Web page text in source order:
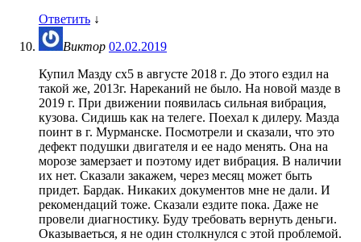
Ответить ↓
Виктор 02.02.2019
Купил Мазду сх5 в августе 2018 г. До этого ездил на
такой же, 2013г. Нареканий не было. На новой мазде в
2019 г. При движении появилась сильная вибрация,
кузова. Сидишь как на телеге. Поехал к дилеру. Мазда
поинт в г. Мурманске. Посмотрели и сказали, что это
дефект подушки двигателя и ее надо менять. Она на
морозе замерзает и поэтому идет вибрация. В наличии
их нет. Сказали закажем, через месяц может быть
придет. Бардак. Никаких документов мне не дали. И
рекомендаций тоже. Сказали ездите пока. Даже не
провели диагностику. Буду требовать вернуть деньги.
Оказываеться, я не один столкнулся с этой проблемой.